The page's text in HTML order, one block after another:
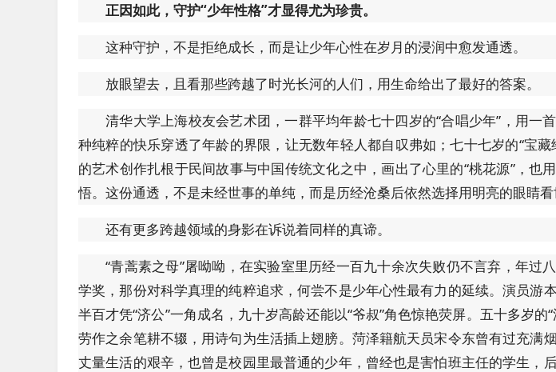
正因如此，守护“少年性格”才显得尤为珍贵。
这种守护，不是拒绝成长，而是让少年心性在岁月的浸润中愈发通透。
放眼望去，且看那些跨越了时光长河的人们，用生命给出了最好的答案。
清华大学上海校友会艺术团，一群平均年龄七十四岁的“合唱少年”，用一
种纯粹的快乐穿透了年龄的界限，让无数年轻人都自叹弗如；七十七岁的“宝藏
的艺术创作扎根于民间故事与中国传统文化之中，画出了心里的“桃花源”，也
悟。这份通透，不是未经世事的单纯，而是历经沧桑后依然选择用明亮的眼睛看
还有更多跨越领域的身影在诉说着同样的真谛。
“青蒿素之母”屠呦呦，在实验室里历经一百九十余次失败仍不言弃，年过
学奖，那份对科学真理的纯粹追求，何尝不是少年心性最有力的延续。演员游
半百才凭“济公”一角成名，九十岁高龄还能以“爷叔”角色惊艳荧屏。五十多岁的
劳作之余笔耕不辍，用诗句为生活插上翅膀。菏泽籍航天员宋令东曾有过充满
丈量生活的艰辛，也曾是校园里最普通的少年，曾经也是害怕班主任的学生，